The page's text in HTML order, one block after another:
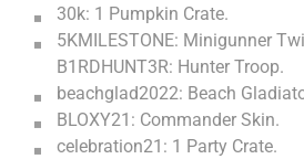
30k: 1 Pumpkin Crate.
5KMILESTONE: Minigunner
B1RDHUNT3R: Hunter Troop.
beachglad2022: Beach
BLOXY21: Commander Skin.
celebration21: 1 Party Crate.